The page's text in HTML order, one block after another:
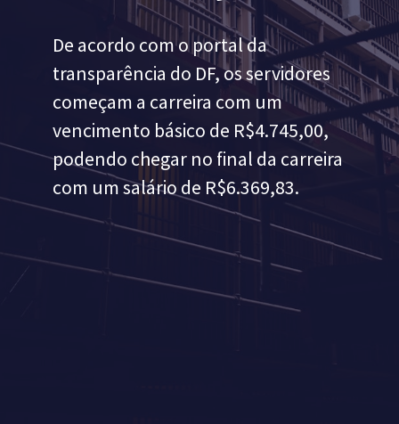
De acordo com o portal da
transparência do DF, os servidores
começam a carreira com um
vencimento básico de R$4.745,00,
podendo chegar no final da carreira
com um salário de R$6.369,83.